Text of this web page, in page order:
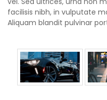
facilisis nibh, in vulputate
Aliquam blandit pulvinar